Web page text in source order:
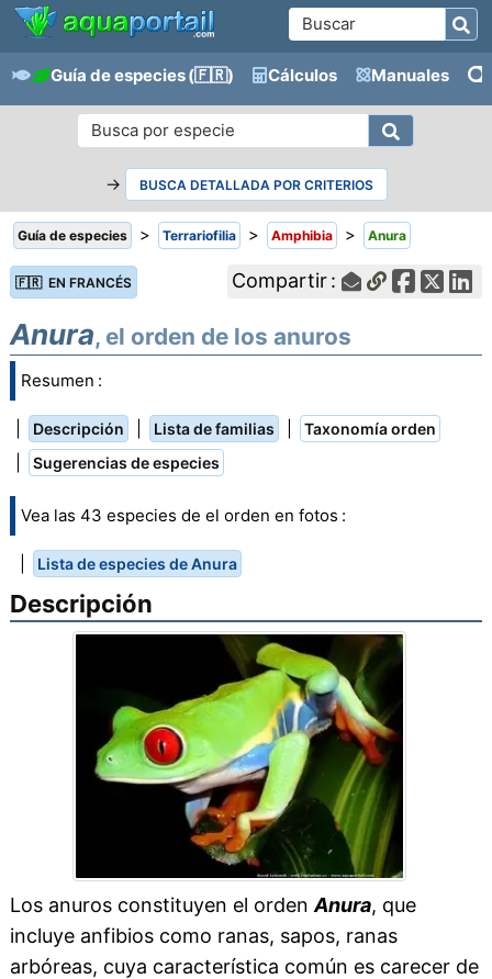
Guía de especies(🇫🇷) Cálculos Manuales
→ BUSCA DETALLADA POR CRITERIOS
Guía de especies > Terrariofilia > Amphibia > Anura
🇫🇷 EN FRANCÉS Compartir :
Anura, el orden de los anuros
Resumen :
Descripción Lista de familias Taxonomía orden
Sugerencias de especies
Vea las 43 especies de el orden en fotos :
Lista de especies de Anura
Descripción
Los anuros constituyen el orden Anura, que
incluye anfibios como ranas, sapos, ranas
arbóreas, cuya característica común es carecer de